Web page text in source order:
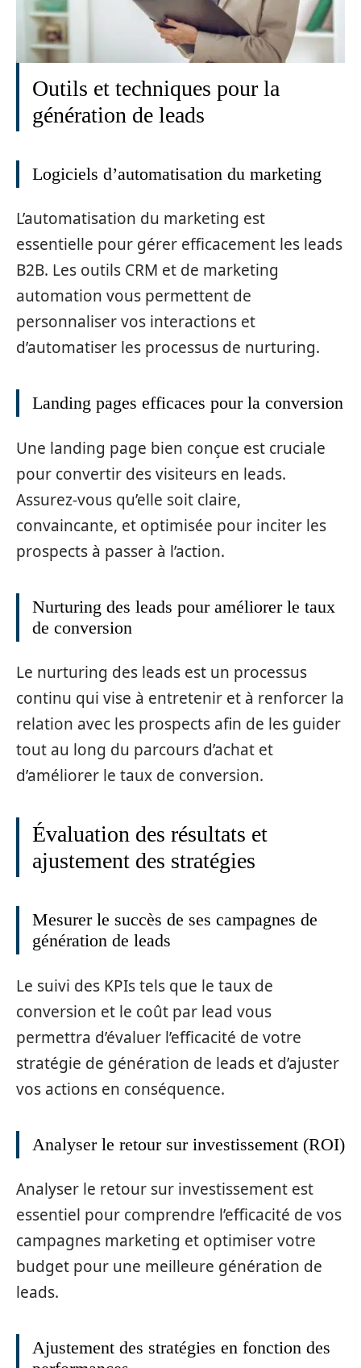
Outils et techniques pour la
génération de leads
Logiciels d’automatisation du marketing
L’automatisation du marketing est
essentielle pour gérer efficacement les leads
B2B. Les outils CRM et de marketing
automation vous permettent de
personnaliser vos interactions et
d’automatiser les processus de nurturing.
Landing pages efficaces pour la conversion
Une landing page bien conçue est cruciale
pour convertir des visiteurs en leads.
Assurez-vous qu’elle soit claire,
convaincante, et optimisée pour inciter les
prospects à passer à l’action.
Nurturing des leads pour améliorer le taux
de conversion
Le nurturing des leads est un processus
continu qui vise à entretenir et à renforcer la
relation avec les prospects afin de les guider
tout au long du parcours d’achat et
d’améliorer le taux de conversion.
Évaluation des résultats et
ajustement des stratégies
Mesurer le succès de ses campagnes de
génération de leads
Le suivi des KPIs tels que le taux de
conversion et le coût par lead vous
permettra d’évaluer l’efficacité de votre
stratégie de génération de leads et d’ajuster
vos actions en conséquence.
Analyser le retour sur investissement (ROI)
Analyser le retour sur investissement est
essentiel pour comprendre l’efficacité de vos
campagnes marketing et optimiser votre
budget pour une meilleure génération de
leads.
Ajustement des stratégies en fonction des